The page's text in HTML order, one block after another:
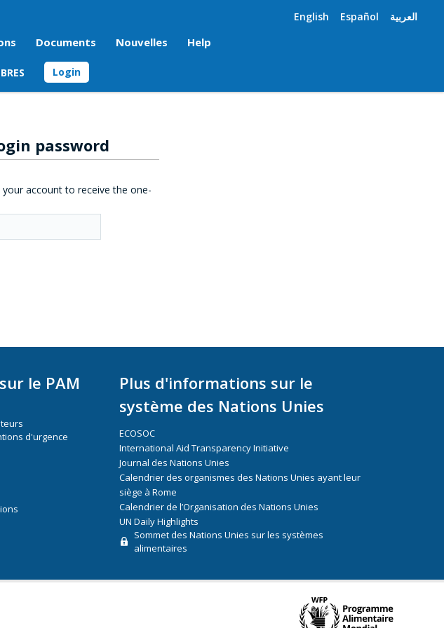
English Español العربية
Documents Nouvelles Help
Login
password
account to receive the one-
le PAM
d'urgence
Plus d'informations sur le
système des Nations Unies
ECOSOC
International Aid Transparency Initiative
Journal des Nations Unies
Calendrier des organismes des Nations Unies ayant leur
siège à Rome
Calendrier de l’Organisation des Nations Unies
UN Daily Highlights
Sommet des Nations Unies sur les systèmes
alimentaires